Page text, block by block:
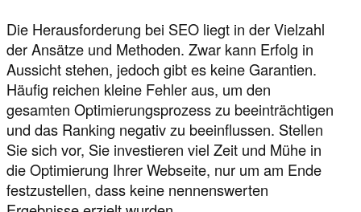
Die Herausforderung bei SEO liegt in der Vielzahl
der Ansätze und Methoden. Zwar kann Erfolg in
Aussicht stehen, jedoch gibt es keine Garantien.
Häufig reichen kleine Fehler aus, um den
gesamten Optimierungsprozess zu beeinträchtigen
und das Ranking negativ zu beeinflussen. Stellen
Sie sich vor, Sie investieren viel Zeit und Mühe in
die Optimierung Ihrer Webseite, nur um am Ende
festzustellen, dass keine nennenswerten